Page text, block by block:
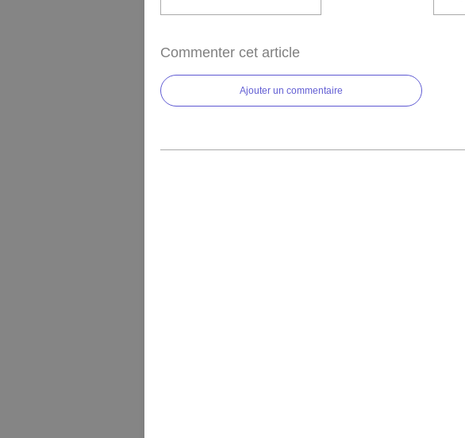
Commenter cet article
Ajouter un commentaire